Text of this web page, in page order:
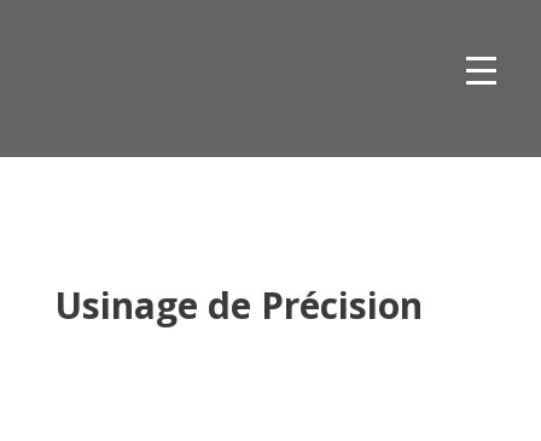
Usinage de Précision